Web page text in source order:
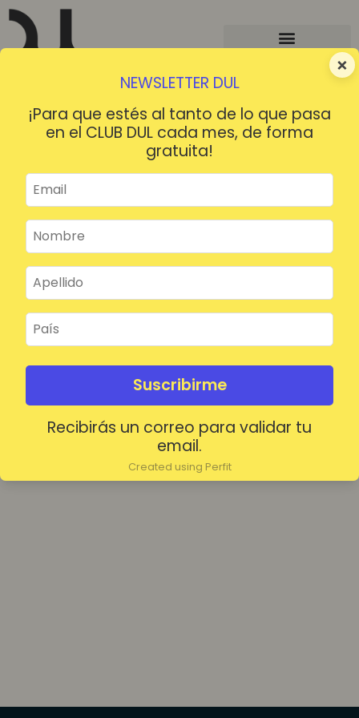
×
NEWSLETTER DUL
¡Para que estés al tanto de lo que pasa
en el CLUB DUL cada mes, de forma
gratuita!
Suscribirme
Recibirás un correo para validar tu
email.
Created using Perfit
¡HOLA!
Mantenerme conectado
Acceder